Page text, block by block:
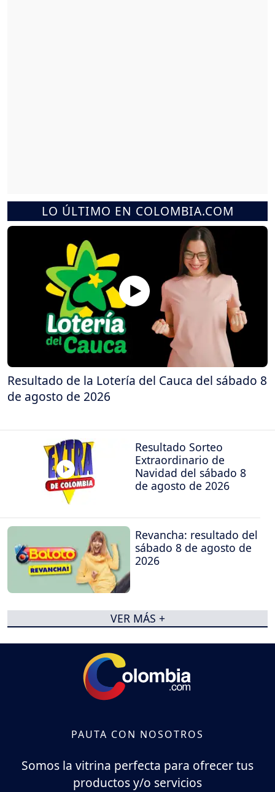
LO ÚLTIMO EN COLOMBIA.COM
Resultado de la Lotería del Cauca del sábado 8
de agosto de 2026
Resultado Sorteo
Extraordinario de
Navidad del sábado 8
de agosto de 2026
Revancha: resultado del
sábado 8 de agosto de
2026
VER MÁS +
PAUTA CON NOSOTROS
Somos la vitrina perfecta para ofrecer tus
productos y/o servicios